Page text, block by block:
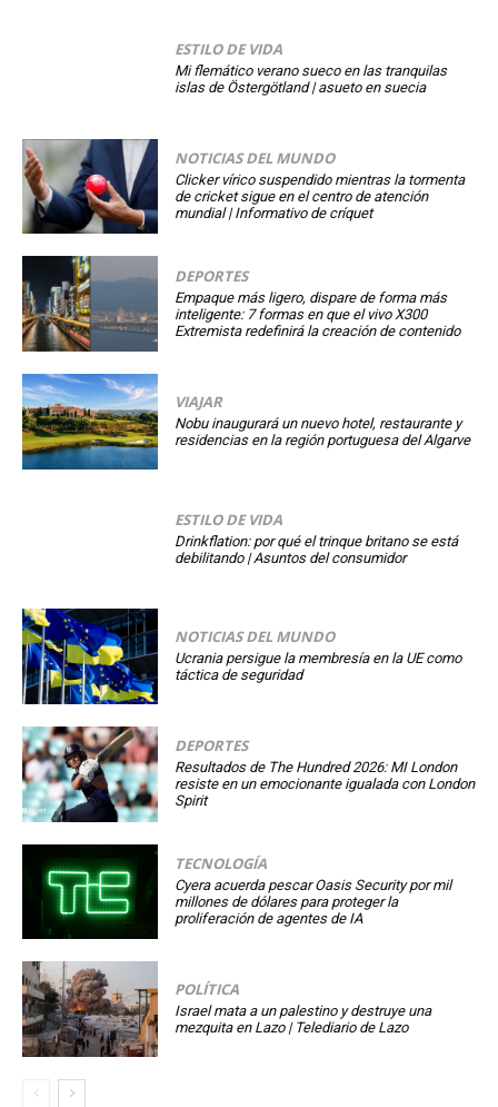
ESTILO DE VIDA
Mi flemático verano sueco en las tranquilas
islas de Östergötland | asueto en suecia
NOTICIAS DEL MUNDO
Clicker vírico suspendido mientras la tormenta
de cricket sigue en el centro de atención
mundial | Informativo de críquet
DEPORTES
Empaque más ligero, dispare de forma más
inteligente: 7 formas en que el vivo X300
Extremista redefinirá la creación de contenido
VIAJAR
Nobu inaugurará un nuevo hotel, restaurante y
residencias en la región portuguesa del Algarve
ESTILO DE VIDA
Drinkflation: por qué el trinque britano se está
debilitando | Asuntos del consumidor
NOTICIAS DEL MUNDO
Ucrania persigue la membresía en la UE como
táctica de seguridad
DEPORTES
Resultados de The Hundred 2026: MI London
resiste en un emocionante igualada con London
Spirit
TECNOLOGÍA
Cyera acuerda pescar Oasis Security por mil
millones de dólares para proteger la
proliferación de agentes de IA
POLÍTICA
Israel mata a un palestino y destruye una
mezquita en Lazo | Telediario de Lazo